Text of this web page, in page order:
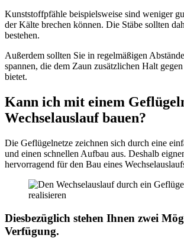
Kunststoffpfähle beispielsweise sind weniger
der Kälte brechen können. Die Stäbe sollten
bestehen.
Außerdem sollten Sie in regelmäßigen
spannen, die dem Zaun zusätzlichen Halt
bietet.
Kann ich mit einem
Wechselauslauf bauen?
Die Geflügelnetze zeichnen sich durch eine
und einen schnellen Aufbau aus. Deshalb
hervorragend für den Bau eines
Diesbezüglich stehen Ihnen zwei
Verfügung.